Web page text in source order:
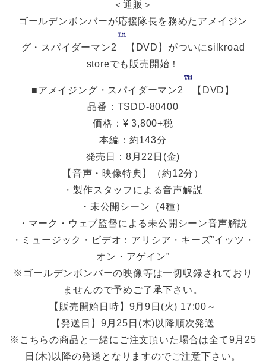
＜通販＞
ゴールデンボンバーが応援隊長を務めたアメイジン
グ・スパイダーマン2
【DVD】がついにsilkroad
storeでも販売開始！
■アメイジング・スパイダーマン2
【DVD】
品番：TSDD-80400
価格：¥ 3,800+税
本編：約143分
発売日：8月22日(金)
【音声・映像特典】（約12分）
・製作スタッフによる音声解説
・未公開シーン（4種）
・マーク・ウェブ監督による未公開シーン音声解説
・ミュージック・ビデオ：アリシア・キーズ”イッツ・
オン・アゲイン”
※ゴールデンボンバーの映像等は一切収録されており
ませんので予めご了承下さい。
【販売開始日時】9月9日(火) 17:00～
【発送日】9月25日(木)以降順次発送
※こちらの商品と一緒にご注文頂いた場合は全て9月25
日(木)以降の発送となりますのでご注意下さい。